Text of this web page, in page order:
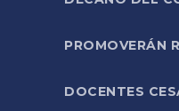
PROMOVERÁN
DOCENTES